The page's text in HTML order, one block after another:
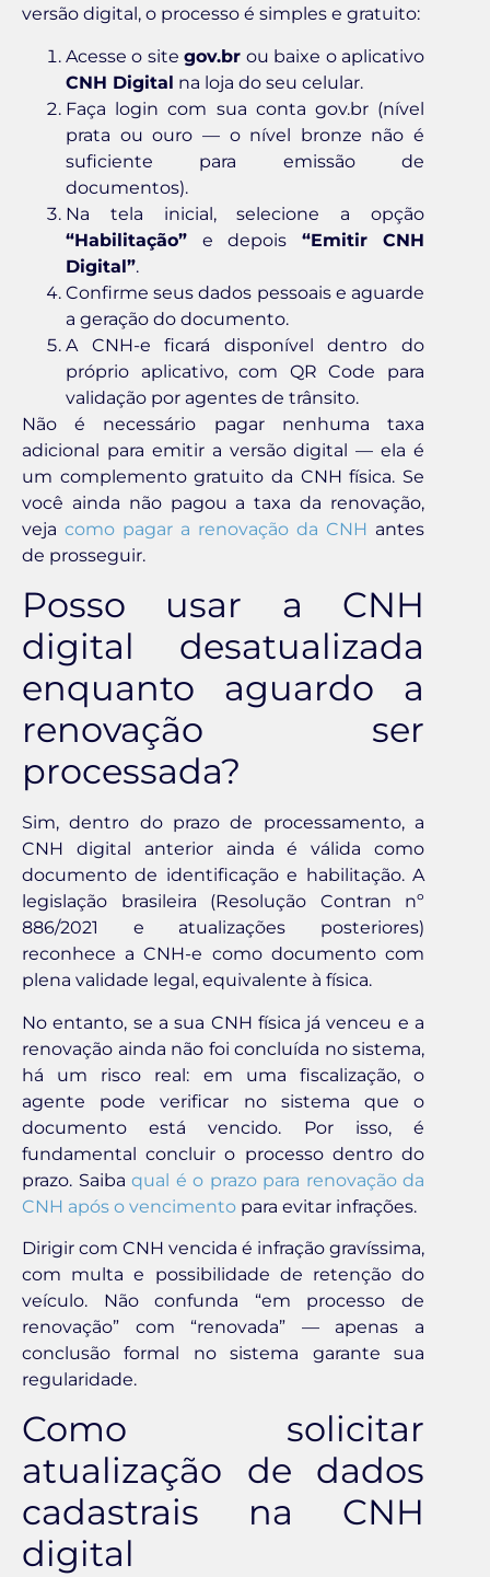
versão digital, o processo é simples e gratuito:
Acesse o sitegov.br ou baixe o aplicativo
CNH Digital na loja do seu celular.
Faça login com sua conta gov.br (nível
prata ou ouro — o nível bronze não é
suficiente para emissão de
documentos).
Na tela inicial, selecione a opção
“Habilitação” e depois “Emitir CNH
Digital”.
Confirme seus dados pessoais e aguarde
a geração do documento.
A CNH-e ficará disponível dentro do
próprio aplicativo, com QR Code para
validação por agentes de trânsito.
Não é necessário pagar nenhuma taxa
adicional para emitir a versão digital — ela é
um complemento gratuito da CNH física. Se
você ainda não pagou a taxa da renovação,
veja como pagar a renovação da CNH antes
de prosseguir.
Posso usar a CNH
digital desatualizada
enquanto aguardo a
renovação ser
processada?
Sim, dentro do prazo de processamento, a
CNH digital anterior ainda é válida como
documento de identificação e habilitação. A
legislação brasileira (Resolução Contran nº
886/2021 e atualizações posteriores)
reconhece a CNH-e como documento com
plena validade legal, equivalente à física.
No entanto, se a sua CNH física já venceu e a
renovação ainda não foi concluída no sistema,
há um risco real: em uma fiscalização, o
agente pode verificar no sistema que o
documento está vencido. Por isso, é
fundamental concluir o processo dentro do
prazo. Saiba qual é o prazo para renovação da
CNH após o vencimento para evitar infrações.
Dirigir com CNH vencida é infração gravíssima,
com multa e possibilidade de retenção do
veículo. Não confunda “em processo de
renovação” com “renovada” — apenas a
conclusão formal no sistema garante sua
regularidade.
Como solicitar
atualização de dados
cadastrais na CNH
digital